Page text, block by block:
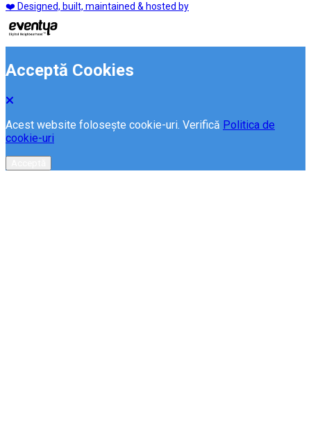
❤️ Designed, built, maintained & hosted by
Acceptă Cookies
Acest website folosește cookie-uri. Verifică Politica de
cookie-uri